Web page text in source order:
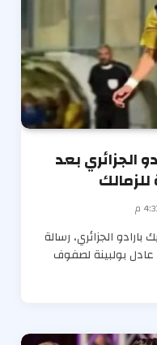
الجزائري بعد
الجزائري، رسالة
عادل بولبينة لصفوف